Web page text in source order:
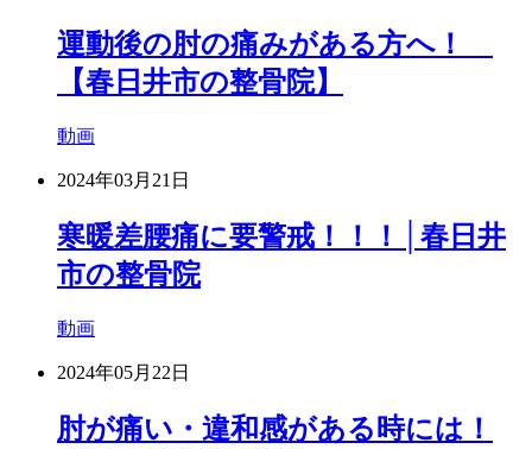
運動後の肘の痛みがある方へ！
【春日井市の整骨院】
動画
2024年03月21日
寒暖差腰痛に要警戒！！！│春日井
市の整骨院
動画
2024年05月22日
肘が痛い・違和感がある時には！